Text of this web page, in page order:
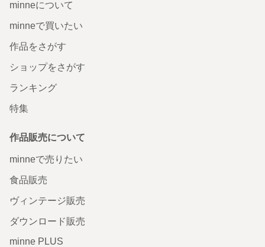
minneについて
minneで買いたい
作品をさがす
ショップをさがす
ランキング
特集
作品販売について
minneで売りたい
食品販売
ヴィンテージ販売
ダウンロード販売
minne PLUS